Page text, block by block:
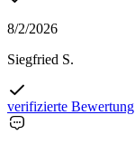
8/2/2026
Siegfried S.
verifizierte Bewertung